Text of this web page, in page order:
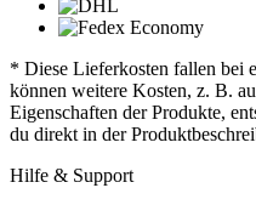
* Diese Lieferkosten fallen bei
können weitere Kosten, z. B.
Eigenschaften der Produkte,
du direkt in der
Hilfe & Support